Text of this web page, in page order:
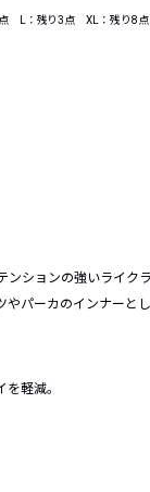
L：残り3点 XL：残り8
ンションの強いライク
パーカのインナーと
軽減。